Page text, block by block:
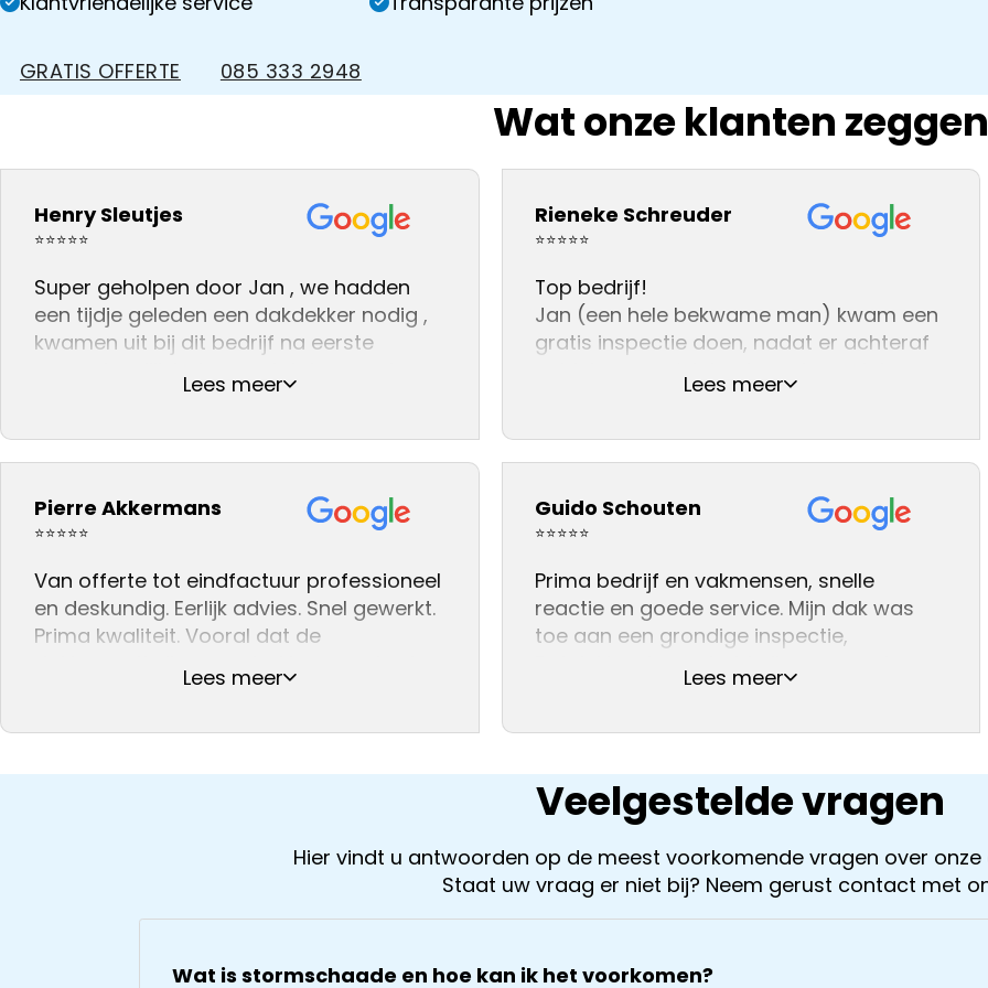
GRATIS OFFERTE 085 333 2948
Wat onze klanten zeggen
Henry Sleutjes
⭐⭐⭐⭐⭐
Super geholpen door Jan , we hadden
een tijdje geleden een dakdekker nodig ,
kwamen uit bij dit bedrijf na eerste
gesprek gelijk het gevoel dat we met
iemand spraken die wist waar hij het over
We kunnen dit bedrijf na onze ervaring
daarom aan iedereen adviseren .👍👍👍
Lees meer
Pierre Akkermans
⭐⭐⭐⭐⭐
Van offerte tot eindfactuur professioneel
en deskundig. Eerlijk advies. Snel gewerkt.
Prima kwaliteit. Vooral dat de
de woonkamer, waar ter plekke een
Lees meer
Rieneke Schreuder
⭐⭐⭐⭐⭐
Top bedrijf!
Jan (een hele bekwame man) kwam een
gratis inspectie doen, nadat er achteraf
gebleken, een ‘niet vakman’ ons dak
heeft gedaan. De nokvorsten zijn
en Atilla hebben voortreffelijke werk
afgeleverd. Zij zijn zeer deskundig en
achtergelaten.
Aanrader!!
Lees meer
Guido Schouten
⭐⭐⭐⭐⭐
Prima bedrijf en vakmensen, snelle
reactie en goede service. Mijn dak was
toe aan een grondige inspectie,
direct en een dag later stond Jan al op
Lees meer
Veelgestelde vragen
Hier vindt u antwoorden op de meest voorkomende vragen over onze
Staat uw vraag er niet bij? Neem gerust contact met
Wat is stormschaade en hoe kan ik het voorkomen?